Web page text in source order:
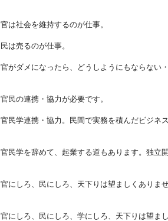
官は社会を維持するのが仕事。
民は売るのが仕事。
官がダメになったら、どうしようにもならない
官民の連携・協力が必要です。
官民学連携・協力。民間で実務を積んだビジネ
官民学を辞めて、起業する道もあります。独立
官にしろ、民にしろ、天下りは望ましくありま
官にしろ、民にしろ、学にしろ、天下りは望ま